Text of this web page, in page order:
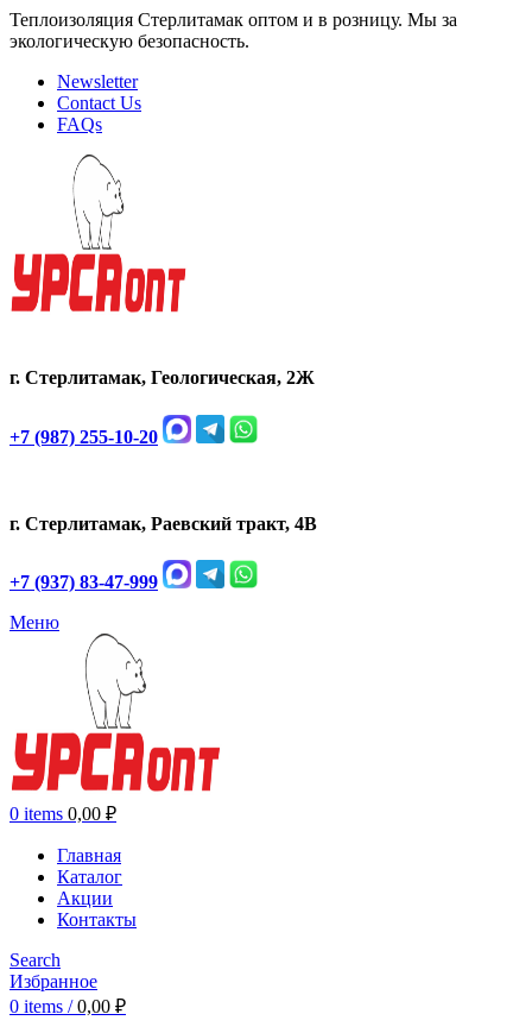
Теплоизоляция Стерлитамак оптом и в розницу. Мы за
экологическую безопасность.
Newsletter
Contact Us
FAQs
г. Стерлитамак, Геологическая, 2Ж
+7 (987) 255-10-20
г. Стерлитамак, Раевский тракт, 4В
+7 (937) 83-47-999
Меню
0 items 0,00 ₽
Главная
Каталог
Акции
Контакты
Search
Избранное
0 items / 0,00 ₽